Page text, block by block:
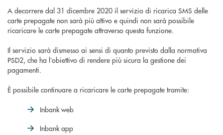
A decorrere dal 31 dicembre 2020 il servizio di ricarica SMS delle
carte prepagate non sarà più attivo e quindi non sarà possibile
ricaricare le carte prepagate attraverso questa funzione.
Il servizio sarà dismesso ai sensi di quanto previsto dalla normativa
PSD2, che ha l’obiettivo di rendere più sicura la gestione dei
pagamenti.
È possibile continuare a ricaricare le carte prepagate tramite:
Inbank web
Inbank app